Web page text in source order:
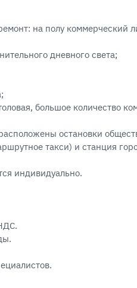
на полу коммерческий
дневного света;
большое количество
остановки
такси) и станция
индивидуально.